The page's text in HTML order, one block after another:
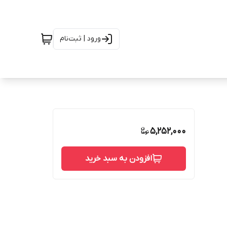
ورود | ثبت‌نام
5,252,000
افزودن به سبد خرید